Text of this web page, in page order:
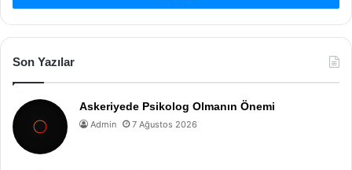
Son Yazılar
Askeriyede Psikolog Olmanın Önemi
Admin 7 Ağustos 2026